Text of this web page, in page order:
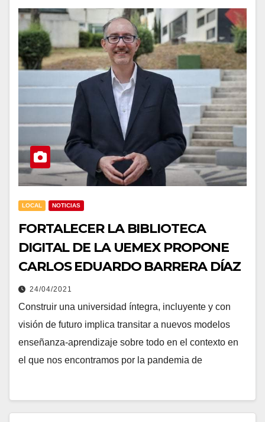
LOCAL NOTICIAS
FORTALECER LA BIBLIOTECA
DIGITAL DE LA UEMEX PROPONE
CARLOS EDUARDO BARRERA DÍAZ
24/04/2021
Construir una universidad íntegra, incluyente y con
visión de futuro implica transitar a nuevos modelos
enseñanza-aprendizaje sobre todo en el contexto en
el que nos encontramos por la pandemia de